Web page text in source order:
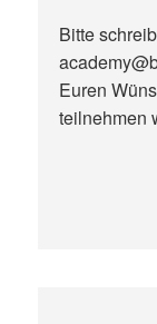
Bitte
Euren
teilnehmen